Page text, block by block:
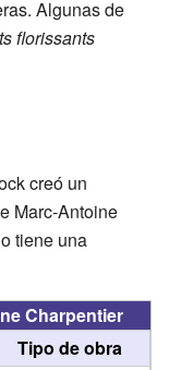
Algunas de
florissants
creó un
Marc-Antoine
tiene una
Charpentier
Tipo de obra